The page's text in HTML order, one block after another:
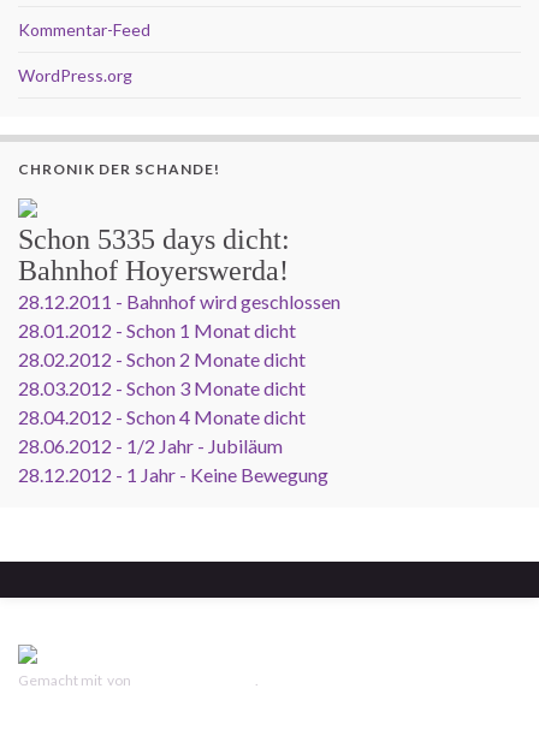
Kommentar-Feed
WordPress.org
CHRONIK DER SCHANDE!
Schon 5335 days dicht:
Bahnhof Hoyerswerda!
28.12.2011 - Bahnhof wird geschlossen
28.01.2012 - Schon 1 Monat dicht
28.02.2012 - Schon 2 Monate dicht
28.03.2012 - Schon 3 Monate dicht
28.04.2012 - Schon 4 Monate dicht
28.06.2012 - 1/2 Jahr - Jubiläum
28.12.2012 - 1 Jahr - Keine Bewegung
Gemacht mit von .